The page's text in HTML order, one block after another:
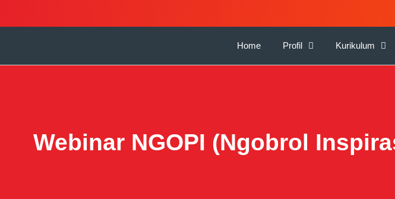
Home Profil Kurikulum
Webinar NGOPI (Ngobrol